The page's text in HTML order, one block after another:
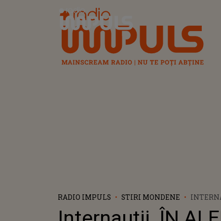
Radio Impuls
RADIO IMPULS STIRI MONDENE